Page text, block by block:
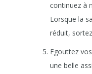
continuez à
Lorsque la
réduit,
Egouttez
une belle